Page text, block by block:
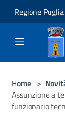
Regione Puglia
Home >
Assunzione a
funzionario